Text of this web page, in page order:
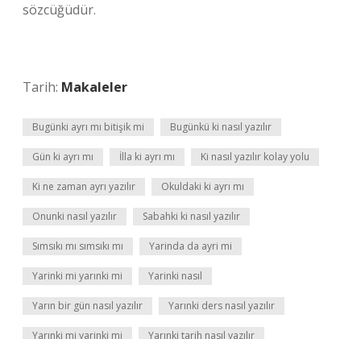
sözcüğüdür.
Tarih: Makaleler
Bugünki ayrı mı bitişik mi Bugünkü ki nasıl yazılır
Gün ki ayrı mı İlla ki ayrı mı Ki nasıl yazılır kolay yolu
Ki ne zaman ayrı yazılır Okuldaki ki ayrı mı
Onunki nasıl yazılır Sabahki ki nasıl yazılır
Sımsıkı mı sımsıkı mı Yarinda da ayri mi
Yarinki mi yarınki mi Yarinki nasıl
Yarın bir gün nasıl yazılır Yarınki ders nasıl yazılır
Yarınki mi yarinki mi Yarınki tarih nasıl yazılır